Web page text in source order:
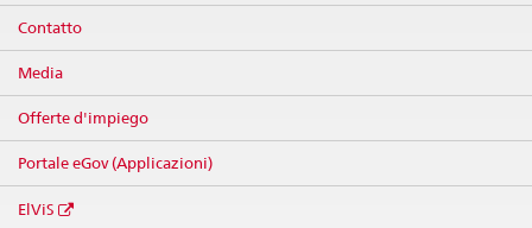
Contatto
Media
Offerte d'impiego
Portale eGov (Applicazioni)
ElViS